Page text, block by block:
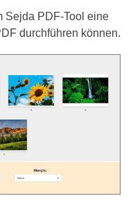
Sejda PDF-Tool eine
durchführen können.